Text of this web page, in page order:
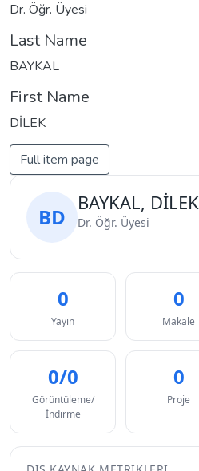
Dr. Öğr. Üyesi
Last Name
BAYKAL
First Name
DİLEK
Full item page
BD
BAYKAL, DİLEK
Dr. Öğr. Üyesi
0
Yayın
0
Makale
0/0
Görüntüleme/
İndirme
0
Proje